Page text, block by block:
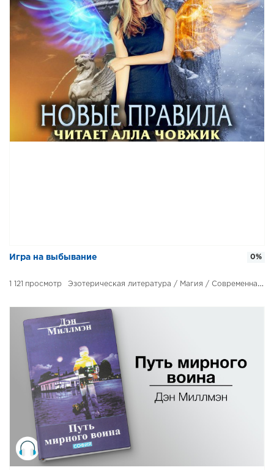
​​Игра на выбывание
1 121 Эзотерическая литература / Магия / Современная литература
0%